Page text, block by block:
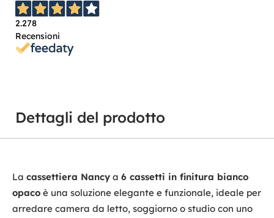
2.278
Recensioni
Dettagli del prodotto
La cassettiera Nancy a 6 cassetti in finitura bianco
opaco è una soluzione elegante e funzionale, ideale per
arredare camera da letto, soggiorno o studio con uno